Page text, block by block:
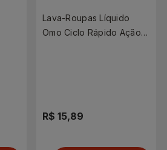
Lava-Roupas Líquido
Omo Ciclo Rápido Ação
R$ 15,89